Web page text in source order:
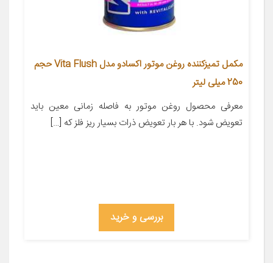
مکمل تمیزکننده روغن موتور اکسادو مدل Vita Flush حجم
250 میلی لیتر
معرفی محصول روغن موتور به فاصله زمانی معین باید
تعویض شود. با هر بار تعویض ذرات بسیار ریز فلز که […]
بررسی و خرید